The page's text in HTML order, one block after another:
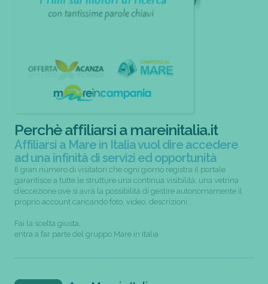
Perchè affiliarsi a mareinitalia.it
Affiliarsi a Mare in Italia vuol dire accedere
ad una infinità di servizi ed opportunità
Il gran numero di visitatori che ogni giorno registra il portale
garantisce a tutte le strutture una continua visibilità; una vetrina
d’eccezione ove si avrà la possibilità di gestire autonomamente il
proprio account caricando foto, video, descrizioni...
Fai la scelta giusta,
entra a far parte del gruppo Mare in Italia